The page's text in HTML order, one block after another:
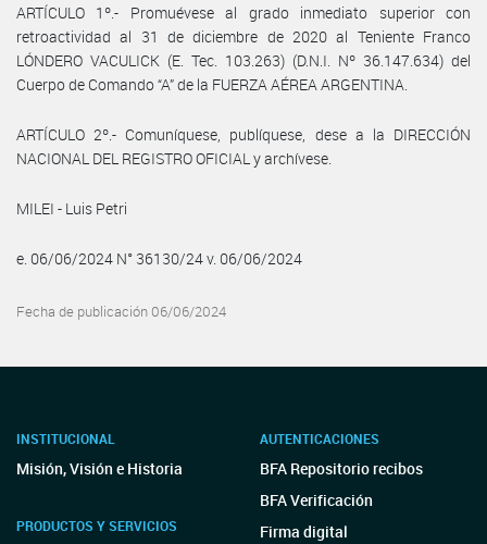
ARTÍCULO 1º.- Promuévese al grado inmediato superior con
retroactividad al 31 de diciembre de 2020 al Teniente Franco
LÓNDERO VACULICK (E. Tec. 103.263) (D.N.I. Nº 36.147.634) del
Cuerpo de Comando “A” de la FUERZA AÉREA ARGENTINA.
ARTÍCULO 2º.- Comuníquese, publíquese, dese a la DIRECCIÓN
NACIONAL DEL REGISTRO OFICIAL y archívese.
MILEI - Luis Petri
e. 06/06/2024 N° 36130/24 v. 06/06/2024
Fecha de publicación 06/06/2024
INSTITUCIONAL
Misión, Visión e Historia
PRODUCTOS Y SERVICIOS
AUTENTICACIONES
BFA Repositorio recibos
BFA Verificación
Firma digital